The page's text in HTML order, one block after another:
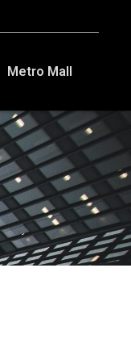
Metro Mall